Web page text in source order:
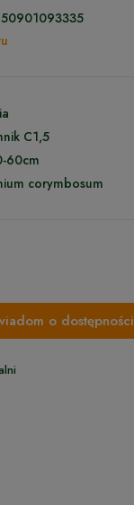
C1,5
60cm
corymbosum
o dostępności